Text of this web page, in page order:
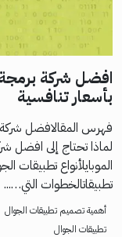
افضل شركة
بأسعار تنافسية
فهرس المقالافضل شركة
لماذا تحتاج إلى افضل
الموبايلأنواع تطبيقات
تطبيقاتالخطوات التي…...
أهمية تصميم تطبيقات الجوال
تطبيقات الجوال